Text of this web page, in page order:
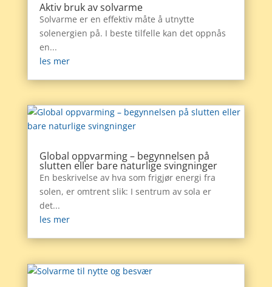
Aktiv bruk av solvarme
Solvarme er en effektiv måte å utnytte
solenergien på. I beste tilfelle kan det oppnås
en...
les mer
Global oppvarming – begynnelsen på
slutten eller bare naturlige svingninger
En beskrivelse av hva som frigjør energi fra
solen, er omtrent slik: I sentrum av sola er
det...
les mer